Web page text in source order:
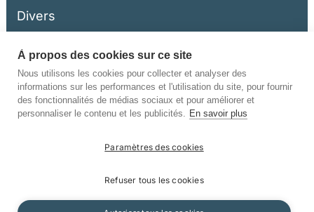
Divers
Ce site a été réalisé avec l’aide de la Région Auvergne Rhône-Alpes et de la
Drac Rhône-Alpes.
©Champ Vallon. Tous droits réservés.
À propos des cookies sur ce site
Nous utilisons les cookies pour collecter et analyser des
informations sur les performances et l'utilisation du site, pour fournir
des fonctionnalités de médias sociaux et pour améliorer et
personnaliser le contenu et les publicités. En savoir plus
Paramètres des cookies
Refuser tous les cookies